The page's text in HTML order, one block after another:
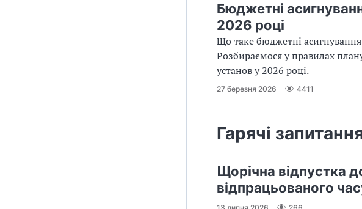
Бюджетні
2026 році
Що таке бюджетні
Розбираємося у правилах
установ у 2026 році.
27 березня 2026 4411
Гарячі
Щорічна відпустка
відпрацьованого